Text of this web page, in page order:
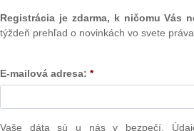
proti Slovenskej republike. Ide o
v ktorom ESĽP rozsudkom z 28.
užívanie majetku, zaručeného článkom
Registrácia je zdarma, k ničomu Vás
týždeň prehľad o novinkách vo svete práva.
E-mailová adresa: *
Vaše dáta sú u nás v bezpečí.